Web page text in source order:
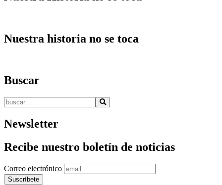
Nuestra historia no se toca
Buscar
Buscar:
Newsletter
Recibe nuestro boletín de noticias
Correo electrónico